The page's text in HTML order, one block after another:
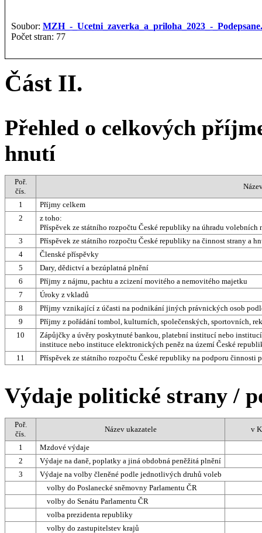
Soubor: MZH_-_Ucetni_zaverka_a_priloha_2023_-
Počet stran: 77
Část II.
Přehled o celkových
hnutí
Poř.
čís.
1
Příjmy celkem
2
z toho:
Příspěvek ze státního rozpočtu České republiky na úhradu volebních
3
Příspěvek ze státního rozpočtu České republiky na činnost strany a
4
Členské příspěvky
5
Dary, dědictví a bezúplatná plnění
6
Příjmy z nájmu, pachtu a zcizení movitého a nemovitého majetku
7
Úroky z vkladů
8
Příjmy vznikající z účasti na podnikání jiných právnických osob
9
Příjmy z pořádání tombol, kulturních, společenských, sportovních,
10
Zápůjčky a úvěry poskytnuté bankou, platební institucí nebo
instituce nebo instituce elektronických peněz na území České
11
Příspěvek ze státního rozpočtu České republiky na podporu
Výdaje politické strany /
Poř.
čís.
Název ukazatele v
1
Mzdové výdaje
2
Výdaje na daně, poplatky a jiná obdobná peněžitá plnění
3
Výdaje na volby členěné podle jednotlivých druhů voleb
volby do Poslanecké sněmovny Parlamentu ČR
volby do Senátu Parlamentu ČR
volba prezidenta republiky
volby do zastupitelstev krajů